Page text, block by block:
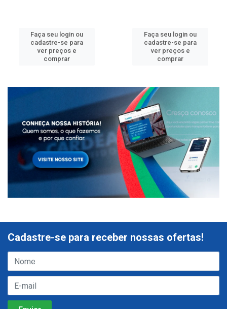
Faça seu login ou
cadastre-se para
ver preços e
comprar
Faça seu login ou
cadastre-se para
ver preços e
comprar
Cadastre-se para receber nossas ofertas!